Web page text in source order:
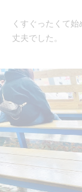
くすぐったくて
丈夫でした。